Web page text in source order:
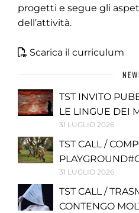
progetti e segue gli
dell’attività.
Scarica il curriculum
TST INVITO
LE LINGUE DEI
31 LUGLIO 2026
TST CALL /
31 LUGLIO 2026
TST CALL /
CONTENGO